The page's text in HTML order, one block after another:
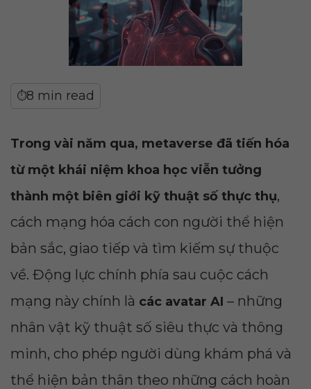
⏱8 min read
Trong vài năm qua, metaverse đã tiến hóa
từ một khái niệm khoa học viễn tưởng
thành một biên giới kỹ thuật số thực thụ,
cách mạng hóa cách con người thể hiện
bản sắc, giao tiếp và tìm kiếm sự thuộc
về. Động lực chính phía sau cuộc cách
mạng này chính là các avatar AI – những
nhân vật kỹ thuật số siêu thực và thông
minh, cho phép người dùng khám phá và
thể hiện bản thân theo những cách hoàn